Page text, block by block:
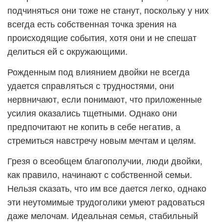
подчиняться они тоже не станут, поскольку у них
всегда есть собственная точка зрения на
происходящие события, хотя они и не спешат
делиться ей с окружающими.
Рожденным под влиянием двойки не всегда
удается справляться с трудностями, они
нервничают, если понимают, что приложенные
усилия оказались тщетными. Однако они
предпочитают не копить в себе негатив, а
стремиться навстречу новым мечтам и целям.
Грезя о всеобщем благополучии, люди двойки,
как правило, начинают с собственной семьи.
Нельзя сказать, что им все дается легко, однако
эти неутомимые трудоголики умеют радоваться
даже мелочам. Идеальная семья, стабильный